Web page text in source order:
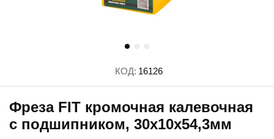
КОД: 16126
Фреза FIT кромочная калевочная
с подшипником, 30х10х54,3мм